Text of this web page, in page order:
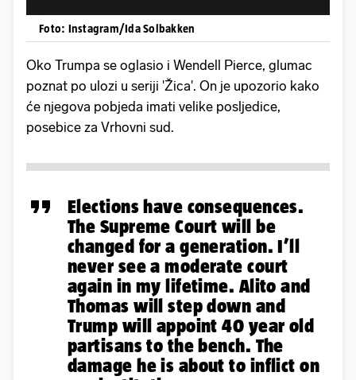
Foto: Instagram/Ida Solbakken
Oko Trumpa se oglasio i Wendell Pierce, glumac
poznat po ulozi u seriji 'Žica'. On je upozorio kako
će njegova pobjeda imati velike posljedice,
posebice za Vrhovni sud.
Elections have consequences.
The Supreme Court will be
changed for a generation. I’ll
never see a moderate court
again in my lifetime. Alito and
Thomas will step down and
Trump will appoint 40 year old
partisans to the bench. The
damage he is about to inflict on